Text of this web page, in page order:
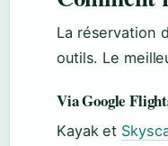
La réservation
outils. Le
Via Google
Kayak et